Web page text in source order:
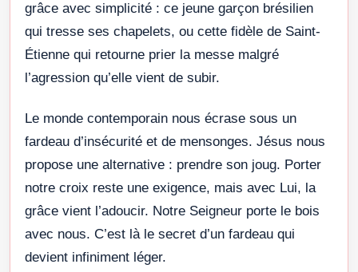
grâce avec simplicité : ce jeune garçon brésilien
qui tresse ses chapelets, ou cette fidèle de Saint-
Étienne qui retourne prier la messe malgré
l’agression qu’elle vient de subir.
Le monde contemporain nous écrase sous un
fardeau d’insécurité et de mensonges. Jésus nous
propose une alternative : prendre son joug. Porter
notre croix reste une exigence, mais avec Lui, la
grâce vient l’adoucir. Notre Seigneur porte le bois
avec nous. C’est là le secret d’un fardeau qui
devient infiniment léger.